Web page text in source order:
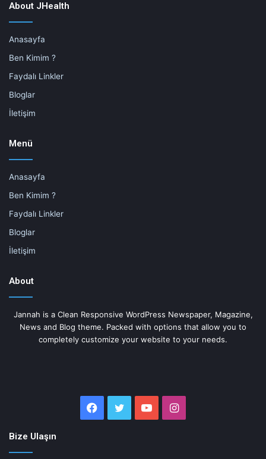
About JHealth
Anasayfa
Ben Kimim ?
Faydalı Linkler
Bloglar
İletişim
Menü
Anasayfa
Ben Kimim ?
Faydalı Linkler
Bloglar
İletişim
About
Jannah is a Clean Responsive WordPress Newspaper, Magazine,
News and Blog theme. Packed with options that allow you to
completely customize your website to your needs.
Facebook
Twitter YouTubeInstagram
Bize Ulaşın